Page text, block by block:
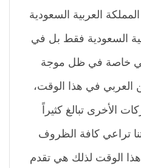
العربية السعودية
السعودية فقط بل في
خاصة في ظل موجة
العربي في هذا الوقت،
الأخرى تبالغ كثيراً
تراعي كافة الظروف
هذا الوقت لذلك هي تقدم